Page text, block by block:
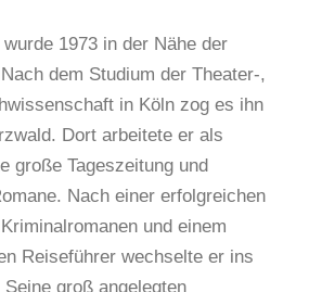
1973 in der Nähe der
dem Studium der Theater-,
in Köln zog es ihn
Dort arbeitete er als
große Tageszeitung und
Nach einer erfolgreichen
und einem
Reiseführer wechselte er ins
groß angelegten